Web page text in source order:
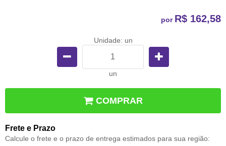
por R$ 162,58
Unidade: un
un
COMPRAR
Frete e Prazo
Calcule o frete e o prazo de entrega estimados para sua região: